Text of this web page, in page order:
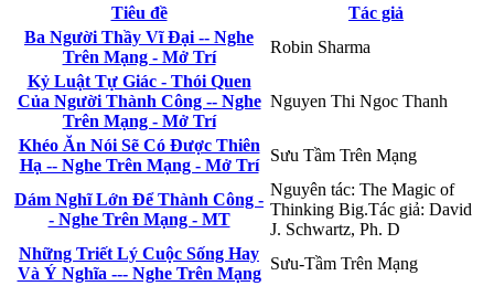
Tiêu đề
Tác giả
Ba Người Thầy Vĩ Đại -- Nghe
Trên Mạng - Mở Trí
Robin Sharma
Kỷ Luật Tự Giác - Thói Quen
Của Người Thành Công -- Nghe
Trên Mạng - Mở Trí
Nguyen Thi Ngoc Thanh
Khéo Ăn Nói Sẽ Có Được Thiên
Hạ -- Nghe Trên Mạng - Mở Trí
Sưu Tầm Trên Mạng
Dám Nghĩ Lớn Để Thành Công -
- Nghe Trên Mạng - MT
Nguyên tác: The Magic of
Thinking Big.Tác giả: David
J. Schwartz, Ph. D
Những Triết Lý Cuộc Sống Hay
Và Ý Nghĩa --- Nghe Trên Mạng
Sưu-Tầm Trên Mạng